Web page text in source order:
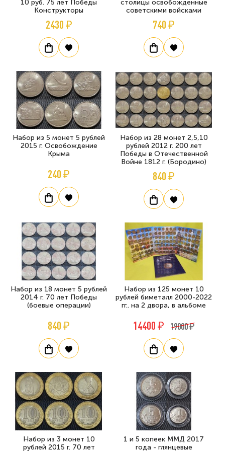
10 руб. 75 лет Победы
Конструкторы
2430 ₽
столицы освобожденные
советскими войсками
740 ₽
Набор из 5 монет 5 рублей
2015 г. Освобождение
Крыма
240 ₽
Набор из 28 монет 2,5,10
рублей 2012 г. 200 лет
Победы в Отечественной
Войне 1812 г. (Бородино)
840 ₽
Набор из 18 монет 5 рублей
2014 г. 70 лет Победы
(боевые операции)
840 ₽
Набор из 125 монет 10
рублей биметалл 2000-2022
гг.. на 2 двора, в альбоме
14400 ₽ 19000 ₽
Набор из 3 монет 10
рублей 2015 г. 70 лет
1 и 5 копеек ММД 2017
года - глянцевые